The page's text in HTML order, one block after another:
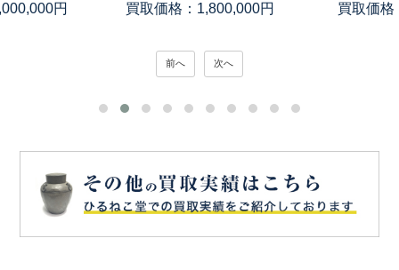
円
買取価格：1,800,000円
買取価格
前へ 次へ